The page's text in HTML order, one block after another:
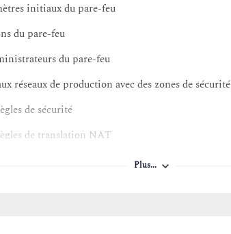
initiaux du pare-feu
du pare-feu
du pare-feu
réseaux de production avec des zones de sécurité
de sécurité
de translation NAT
avec le filtrage d'URL
Plus...